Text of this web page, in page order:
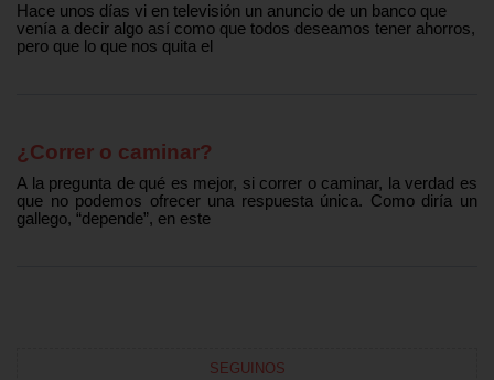
Hace unos días vi en televisión un anuncio de un banco que
venía a decir algo así como que todos deseamos tener ahorros,
pero que lo que nos quita el
¿Correr o caminar?
A la pregunta de qué es mejor, si correr o caminar, la verdad es
que no podemos ofrecer una respuesta única. Como diría un
gallego, “depende”, en este
SEGUINOS